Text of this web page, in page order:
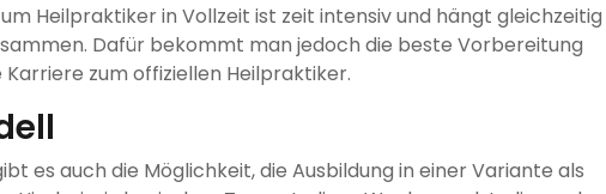
Heilpraktiker in Vollzeit ist zeit intensiv und hängt gleichzeitig
Dafür bekommt man jedoch die beste Vorbereitung
zum offiziellen Heilpraktiker.
es auch die Möglichkeit, die Ausbildung in einer Variante als